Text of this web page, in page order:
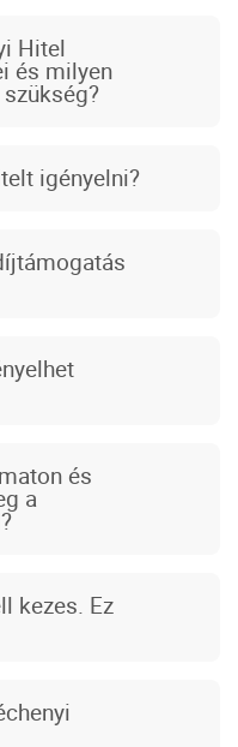
Hitel
és milyen
igényelni?
és
a
kezes. Ez